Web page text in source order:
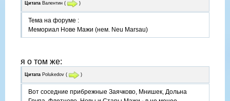
Цитата Валентин ( )
Тема на форуме :
Мемориал Нове Мажи (нем. Neu Marsau)
я о том же:
Цитата Polukedov ( )
Вот соседние прибрежные Заячково, Мнишек, Дольна